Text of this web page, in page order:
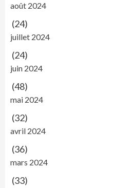
août 2024
(24)
juillet 2024
(24)
juin 2024
(48)
mai 2024
(32)
avril 2024
(36)
mars 2024
(33)